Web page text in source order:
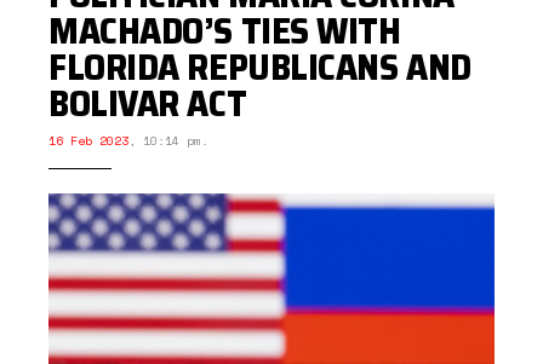
MACHADO’S TIES WITH
FLORIDA REPUBLICANS AND
BOLIVAR ACT
16 Feb 2023, 10:14 pm.